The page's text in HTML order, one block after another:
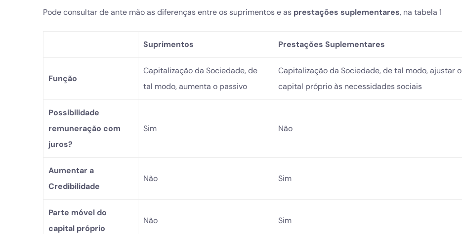
Pode consultar de ante mão as diferenças entre os suprimentos e as prestações suplementares, na tabela 1
Suprimentos Prestações Suplementares
Função
Capitalização da Sociedade, de
tal modo, aumenta o passivo
Capitalização da Sociedade, de tal modo, ajustar o
capital próprio às necessidades sociais
Possibilidade
remuneração com
juros?
Sim Não
Aumentar a
Credibilidade
Não Sim
Parte móvel do
capital próprio
Não Sim